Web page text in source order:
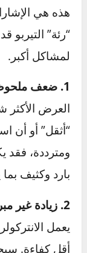
تخبرك أن
للفحص
“رئة” التيربو
لمشاكل أكبر.
العرض الأكثر
“أثقل” أو أن
ومترددة، فقد
بارد وكثيف بما